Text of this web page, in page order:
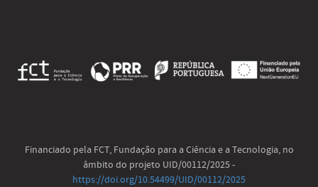
Financiado pela FCT, Fundação para a Ciência e a Tecnologia, no
âmbito do projeto UID/00112/2025 -
https://doi.org/10.54499/UID/00112/2025